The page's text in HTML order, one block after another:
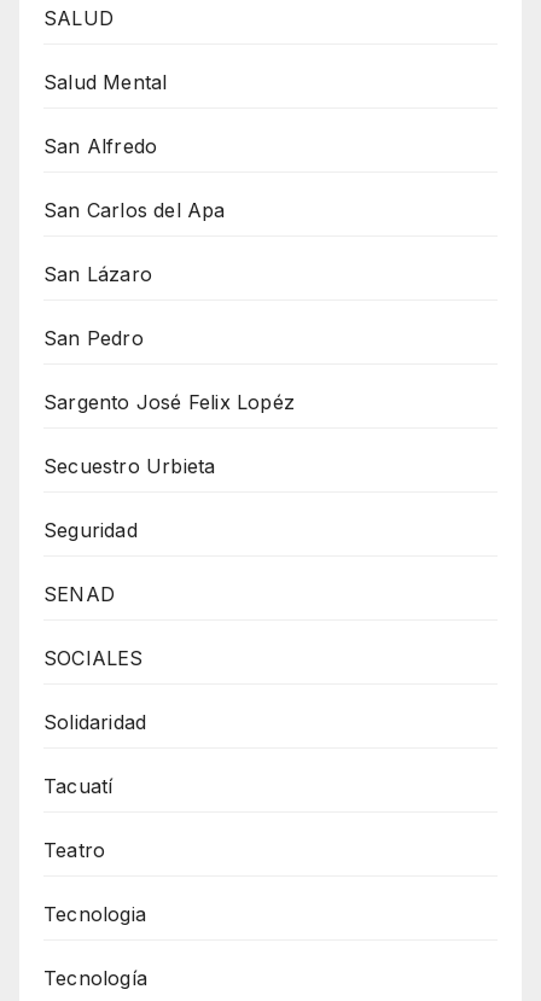
SALUD
Salud Mental
San Alfredo
San Carlos del Apa
San Lázaro
San Pedro
Sargento José Felix Lopéz
Secuestro Urbieta
Seguridad
SENAD
SOCIALES
Solidaridad
Tacuatí
Teatro
Tecnologia
Tecnología